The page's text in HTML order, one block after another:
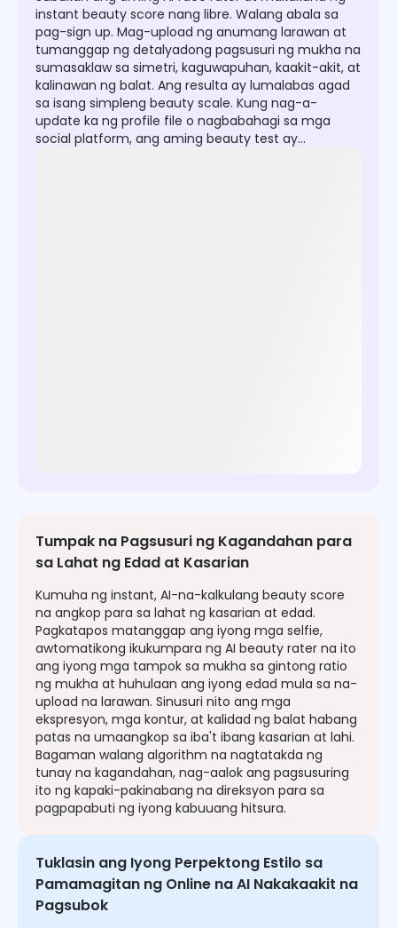
instant beauty score nang libre. Walang abala sa
pag-sign up. Mag-upload ng anumang larawan at
tumanggap ng detalyadong pagsusuri ng mukha na
sumasaklaw sa simetri, kaguwapuhan, kaakit-akit, at
kalinawan ng balat. Ang resulta ay lumalabas agad
sa isang simpleng beauty scale. Kung nag-a-
update ka ng profile file o nagbabahagi sa mga
social platform, ang aming beauty test ay
Tumpak na Pagsusuri ng Kagandahan para
sa Lahat ng Edad at Kasarian
Kumuha ng instant, AI-na-kalkulang beauty score
na angkop para sa lahat ng kasarian at edad.
Pagkatapos matanggap ang iyong mga selfie,
awtomatikong ikukumpara ng AI beauty rater na ito
ang iyong mga tampok sa mukha sa gintong ratio
ng mukha at huhulaan ang iyong edad mula sa na-
upload na larawan. Sinusuri nito ang mga
ekspresyon, mga kontur, at kalidad ng balat habang
patas na umaangkop sa iba't ibang kasarian at lahi.
Bagaman walang algorithm na nagtatakda ng
tunay na kagandahan, nag-aalok ang pagsusuring
ito ng kapaki-pakinabang na direksyon para sa
pagpapabuti ng iyong kabuuang hitsura.
Tuklasin ang Iyong Perpektong Estilo sa
Pamamagitan ng Online na AI Nakakaakit na
Pagsubok